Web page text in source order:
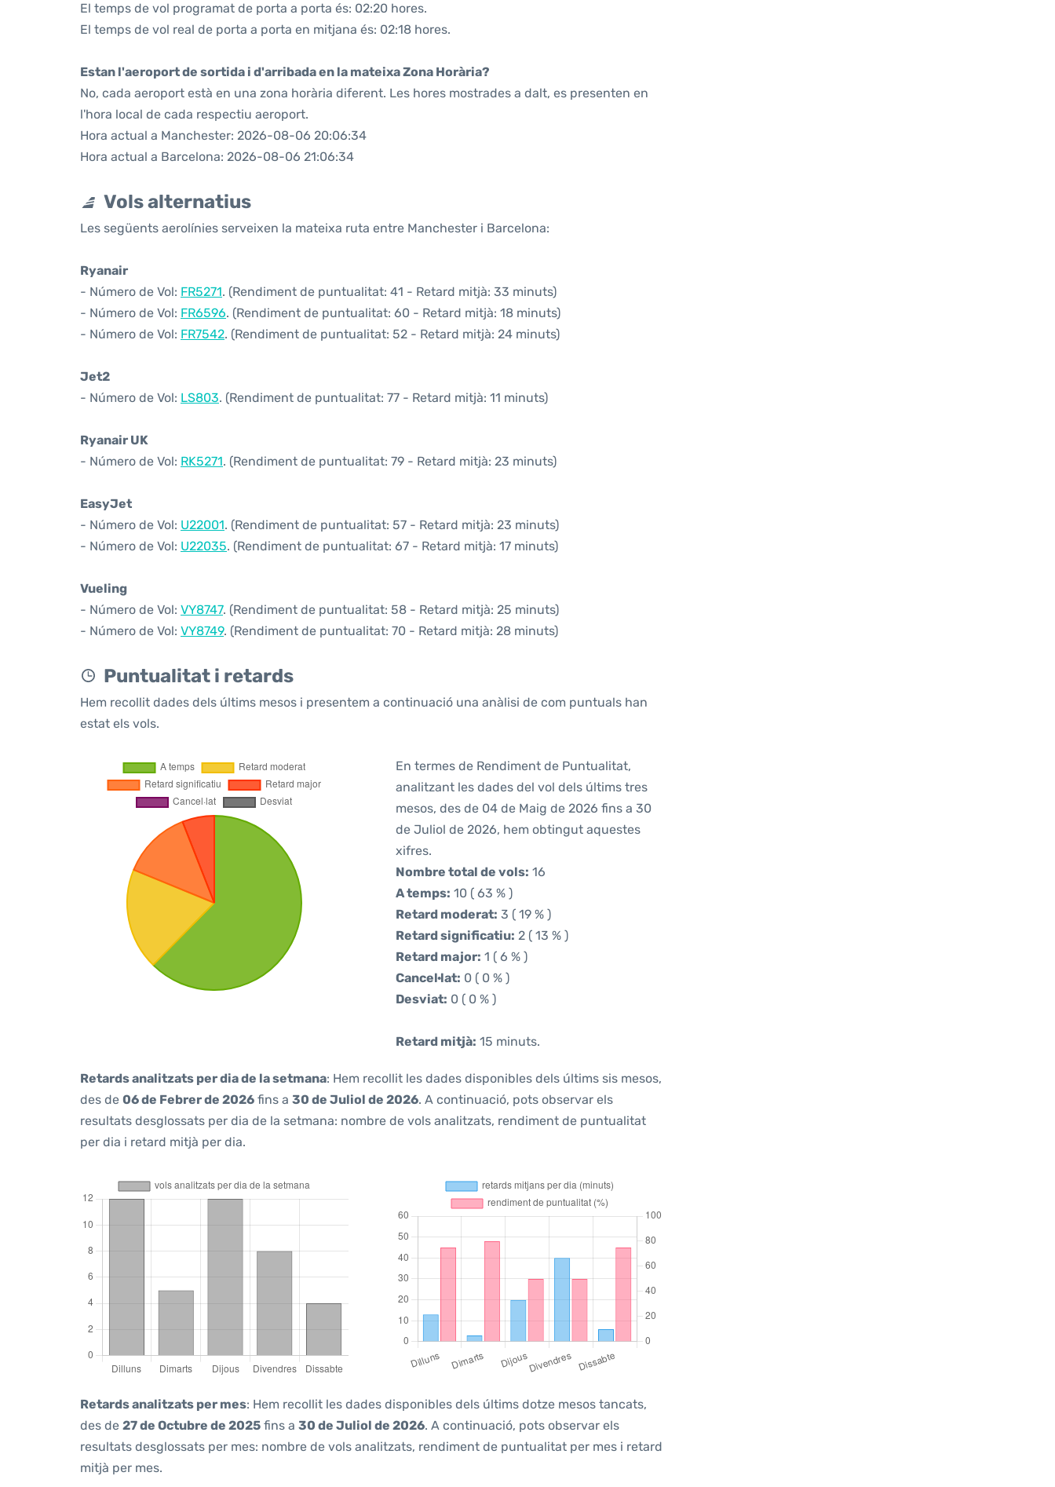
El temps de vol programat de porta a porta és: 02:20 hores.
El temps de vol real de porta a porta en mitjana és: 02:18 hores.
Estan l'aeroport de sortida i d'arribada en la mateixa Zona Horària?
No, cada aeroport està en una zona horària diferent. Les hores mostrades a dalt, es presenten en
l'hora local de cada respectiu aeroport.
Hora actual a Manchester: 2026-08-06 20:06:34
Hora actual a Barcelona: 2026-08-06 21:06:34
Vols alternatius
Les següents aerolínies serveixen la mateixa ruta entre Manchester i Barcelona:
Ryanair
- Número de Vol: FR5271. (Rendiment de puntualitat: 41 - Retard mitjà: 33 minuts)
- Número de Vol: FR6596. (Rendiment de puntualitat: 60 - Retard mitjà: 18 minuts)
- Número de Vol: FR7542. (Rendiment de puntualitat: 52 - Retard mitjà: 24 minuts)
Jet2
- Número de Vol: LS803. (Rendiment de puntualitat: 77 - Retard mitjà: 11 minuts)
Ryanair UK
- Número de Vol: RK5271. (Rendiment de puntualitat: 79 - Retard mitjà: 23 minuts)
EasyJet
- Número de Vol: U22001. (Rendiment de puntualitat: 57 - Retard mitjà: 23 minuts)
- Número de Vol: U22035. (Rendiment de puntualitat: 67 - Retard mitjà: 17 minuts)
Vueling
- Número de Vol: VY8747. (Rendiment de puntualitat: 58 - Retard mitjà: 25 minuts)
- Número de Vol: VY8749. (Rendiment de puntualitat: 70 - Retard mitjà: 28 minuts)
Puntualitat i retards
Hem recollit dades dels últims mesos i presentem a continuació una anàlisi de com puntuals han
estat els vols.
En termes de Rendiment de Puntualitat,
analitzant les dades del vol dels últims tres
mesos, des de 04 de Maig de 2026 fins a 30
de Juliol de 2026, hem obtingut aquestes
xifres.
Nombre total de vols: 16
A temps: 10 ( 63 % )
Retard moderat: 3 ( 19 % )
Retard significatiu: 2 ( 13 % )
Retard major: 1 ( 6 % )
Cancel·lat: 0 ( 0 % )
Desviat: 0 ( 0 % )
Retard mitjà: 15 minuts.
Retards analitzats per dia de la setmana: Hem recollit les dades disponibles dels últims sis mesos,
des de 06 de Febrer de 2026 fins a 30 de Juliol de 2026. A continuació, pots observar els
resultats desglossats per dia de la setmana: nombre de vols analitzats, rendiment de puntualitat
per dia i retard mitjà per dia.
Retards analitzats per mes: Hem recollit les dades disponibles dels últims dotze mesos tancats,
des de 27 de Octubre de 2025 fins a 30 de Juliol de 2026. A continuació, pots observar els
resultats desglossats per mes: nombre de vols analitzats, rendiment de puntualitat per mes i retard
mitjà per mes.